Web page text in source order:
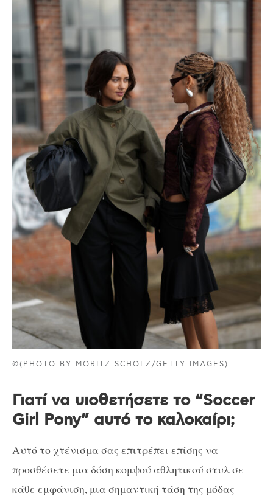
©(PHOTO BY MORITZ SCHOLZ/GETTY IMAGES)
Γιατί να υιοθετήσετε το “Soccer
Girl Pony” αυτό το καλοκαίρι;
Αυτό το χτένισμα σας επιτρέπει επίσης να
προσθέσετε μια δόση κομψού αθλητικού στυλ σε
κάθε εμφάνιση, μια σημαντική τάση της μόδας